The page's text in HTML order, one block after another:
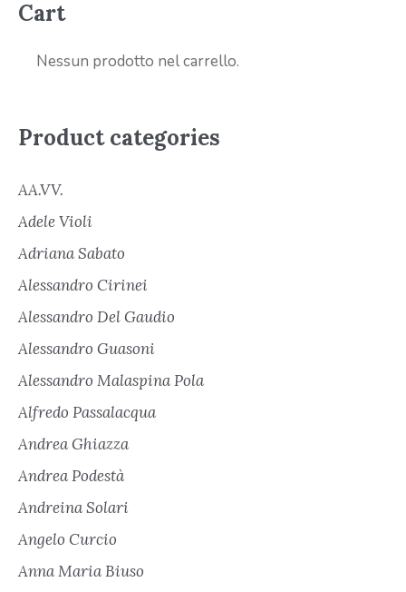
Cart
Nessun prodotto nel carrello.
Product categories
AA.VV.
Adele Violi
Adriana Sabato
Alessandro Cirinei
Alessandro Del Gaudio
Alessandro Guasoni
Alessandro Malaspina Pola
Alfredo Passalacqua
Andrea Ghiazza
Andrea Podestà
Andreina Solari
Angelo Curcio
Anna Maria Biuso